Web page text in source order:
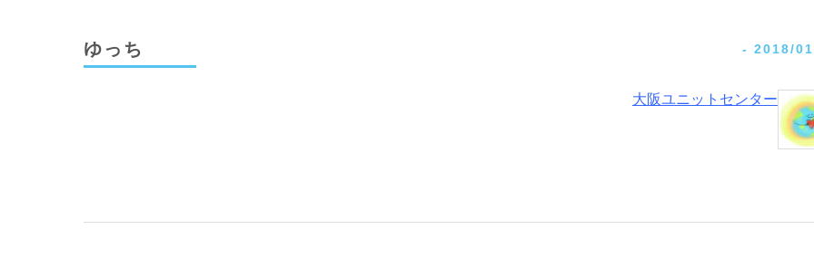
ゆっち - 2018/
大阪ユニットセンター